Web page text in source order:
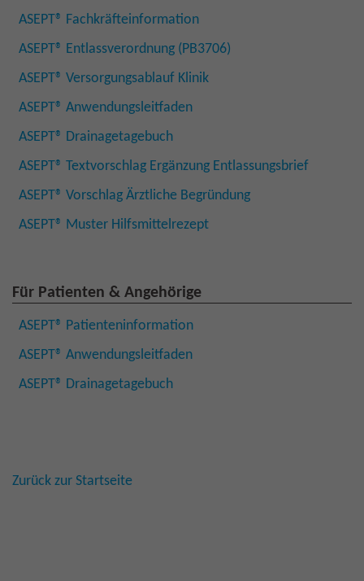
ASEPT® Fachkräfteinformation
ASEPT® Entlassverordnung (PB3706)
ASEPT® Versorgungsablauf Klinik
ASEPT® Anwendungsleitfaden
ASEPT® Drainagetagebuch
ASEPT® Textvorschlag Ergänzung Entlassungsbrief
ASEPT® Vorschlag Ärztliche Begründung
ASEPT® Muster Hilfsmittelrezept
Für Patienten & Angehörige
ASEPT® Patienteninformation
ASEPT® Anwendungsleitfaden
ASEPT® Drainagetagebuch
Zurück zur Startseite